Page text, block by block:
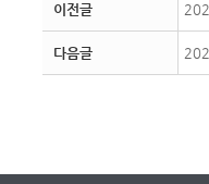
이전글
다음글